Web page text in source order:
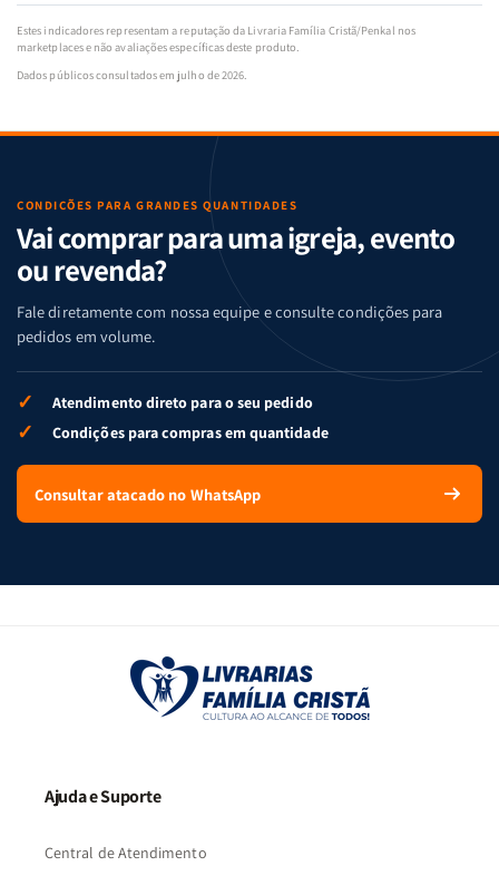
Estes indicadores representam a reputação da Livraria Família Cristã/Penkal nos
marketplaces e não avaliações específicas deste produto.
Dados públicos consultados em julho de 2026.
CONDIÇÕES PARA GRANDES QUANTIDADES
Vai comprar para uma igreja, evento
ou revenda?
Fale diretamente com nossa equipe e consulte condições para
pedidos em volume.
✓ Atendimento direto para o seu pedido
✓ Condições para compras em quantidade
Consultar atacado no WhatsApp
Ajuda e Suporte
Central de Atendimento